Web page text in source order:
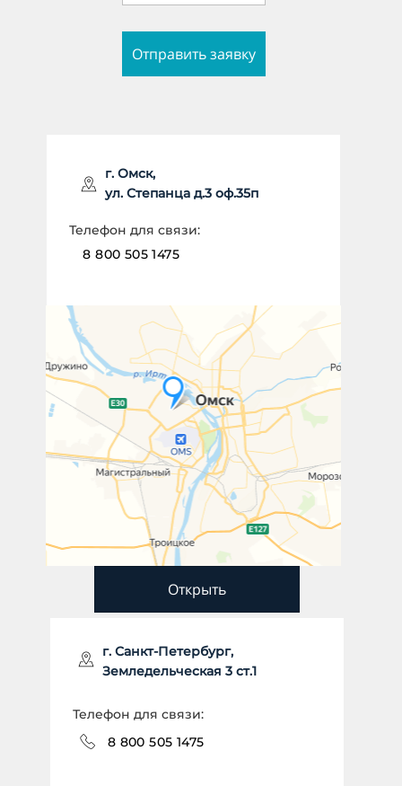
Отправить заявку
НОМЕР ТЕЛЕФОНА *
Отправить заявку
Даю согласие на
обработку
персональных данных
г. Омск,
ул. Степанца д.3 оф.35п
г. Санкт-Петербург,
Земледельческая 3 ст.1
Телефон для связи:
8 800 505 1475
Телефон для связи:
8 800 505 1475
Открыть